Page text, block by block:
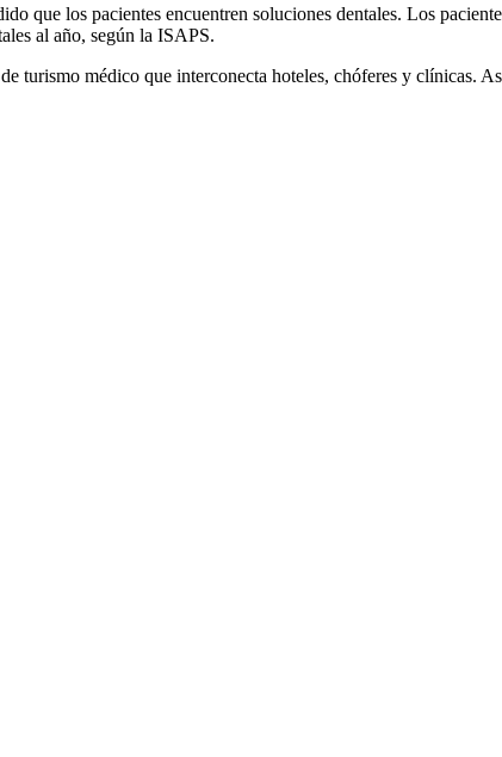
que los pacientes encuentren soluciones dentales. Los
al año, según la ISAPS.
turismo médico que interconecta hoteles, chóferes y clínicas.